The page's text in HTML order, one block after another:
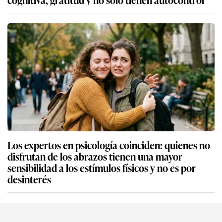
Los expertos en psicología coinciden: quienes no
disfrutan de los abrazos tienen una mayor
sensibilidad a los estímulos físicos y no es por
desinterés